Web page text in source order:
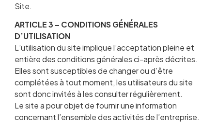
Site.
ARTICLE 3 – CONDITIONS GÉNÉRALES
D’UTILISATION
L’utilisation du site implique l’acceptation pleine et
entière des conditions générales ci-après décrites.
Elles sont susceptibles de changer ou d’être
complétées à tout moment, les utilisateurs du site
sont donc invités à les consulter régulièrement.
Le site a pour objet de fournir une information
concernant l’ensemble des activités de l’entreprise.